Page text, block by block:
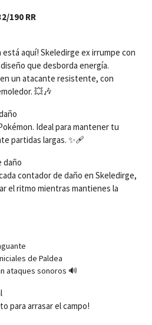
190 RR
está aquí! Skeledirge ex irrumpe con
que desborda energía.
un atacante resistente, con
💥🎶
Ideal para mantener tu
partidas largas. ✨🩹
daño
contador de daño en Skeledirge,
el ritmo mientras mantienes la
de Paldea
ataques sonoros 🔊
para arrasar el campo!